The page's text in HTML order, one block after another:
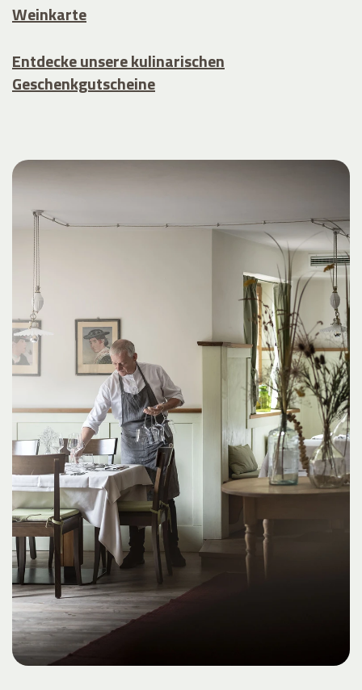
Weinkarte
Entdecke unsere kulinarischen
Geschenkgutscheine